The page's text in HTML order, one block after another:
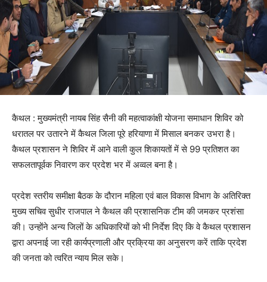
कैथल : मुख्यमंत्री नायब सिंह सैनी की महत्वाकांक्षी योजना समाधान शिविर को
धरातल पर उतारने में कैथल जिला पूरे हरियाणा में मिसाल बनकर उभरा है।
कैथल प्रशासन ने शिविर में आने वाली कुल शिकायतों में से 99 प्रतिशत का
सफलतापूर्वक निवारण कर प्रदेश भर में अव्वल बना है।
प्रदेश स्तरीय समीक्षा बैठक के दौरान महिला एवं बाल विकास विभाग के अतिरिक्त
मुख्य सचिव सुधीर राजपाल ने कैथल की प्रशासनिक टीम की जमकर प्रशंसा
की। उन्होंने अन्य जिलों के अधिकारियों को भी निर्देश दिए कि वे कैथल प्रशासन
द्वारा अपनाई जा रही कार्यप्रणाली और प्रक्रिया का अनुसरण करें ताकि प्रदेश
की जनता को त्वरित न्याय मिल सके।